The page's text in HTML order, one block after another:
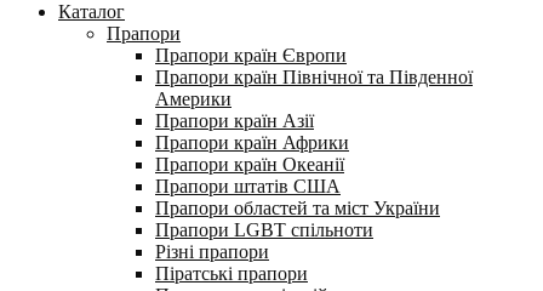
Каталог
Прапори
Прапори країн Європи
Прапори країн Північної та Південної
Америки
Прапори країн Азії
Прапори країн Африки
Прапори країн Океанії
Прапори штатів США
Прапори областей та міст України
Прапори LGBT спільноти
Різні прапори
Піратські прапори